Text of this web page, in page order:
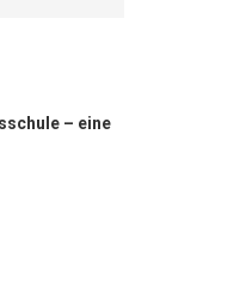
– eine